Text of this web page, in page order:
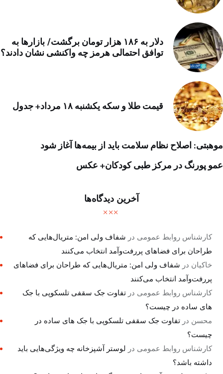
دلار به ۱۸۶ هزار تومان برگشت/ بازارها به
توافق احتمالی هرمز چه واکنشی نشان دادند؟
قیمت طلا و سکه یکشنبه ۱۸ مرداد+ جدول
موهبتی: اصلاح نظام سلامت باید از بیمه‌ها آغاز شود
عمو پورنگ در مرکز طبی کودکان+ عکس
آخرین دیدگاه‌ها
کارشناس روابط عمومی در شفاف ولی امن: متریال‌هایی که
طراحان برای فضاهای پررفت‌وآمد انتخاب می‌کنند
خاکیان در شفاف ولی امن: متریال‌هایی که طراحان برای فضاهای
پررفت‌وآمد انتخاب می‌کنند
کارشناس روابط عمومی درتفاوت جک سقفی تلسکوپی با جک
های ساده در چیست؟
محسن درتفاوت جک سقفی تلسکوپی با جک های ساده در
چیست؟
کارشناس روابط عمومی در لوستر آشپزخانه چه ویژگی‌هایی باید
داشته باشد؟